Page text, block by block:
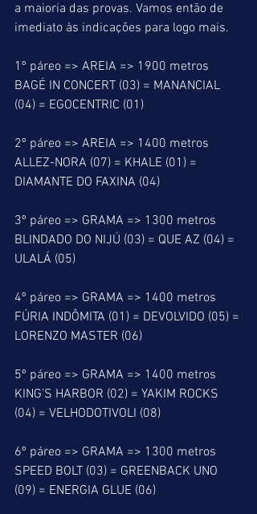
a maioria das provas. Vamos então de
imediato às indicações para logo mais.
1º páreo => AREIA => 1900 metros
BAGÉ IN CONCERT (03) = MANANCIAL
(04) = EGOCENTRIC (01)
2º páreo => AREIA => 1400 metros
ALLEZ-NORA (07) = KHALE (01) =
DIAMANTE DO FAXINA (04)
3º páreo => GRAMA => 1300 metros
BLINDADO DO NIJÚ (03) = QUE AZ (04) =
ULALÁ (05)
4º páreo => GRAMA => 1400 metros
FÚRIA INDÔMITA (01) = DEVOLVIDO (05) =
LORENZO MASTER (06)
5º páreo => GRAMA => 1400 metros
KING’S HARBOR (02) = YAKIM ROCKS
(04) = VELHODOTIVOLI (08)
6º páreo => GRAMA => 1300 metros
SPEED BOLT (03) = GREENBACK UNO
(09) = ENERGIA GLUE (06)